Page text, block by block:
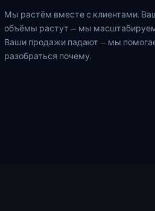
Мы растём вместе с клиентами.
объёмы растут — мы
Ваши продажи падают — мы
разобраться почему.